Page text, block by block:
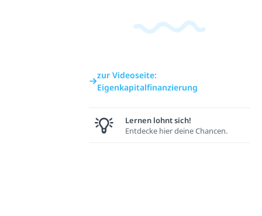
zur Videoseite:
Eigenkapitalfinanzierung
Lernen lohnt sich!
Entdecke hier deine Chancen.